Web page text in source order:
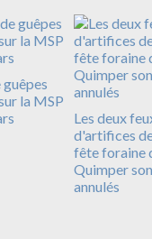
guêpes
la MSP
Les deux
d'artifices
fête foraine
Quimper
annulés